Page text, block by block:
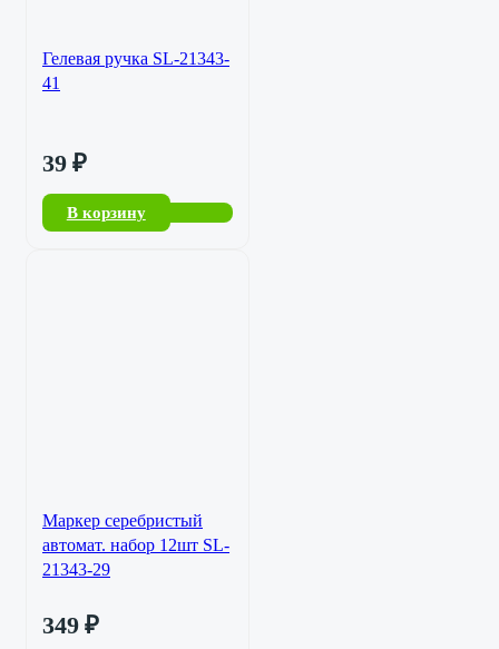
Гелевая ручка SL-21343-
41
39 ₽
В корзину
Маркер серебристый
автомат. набор 12шт SL-
21343-29
349 ₽